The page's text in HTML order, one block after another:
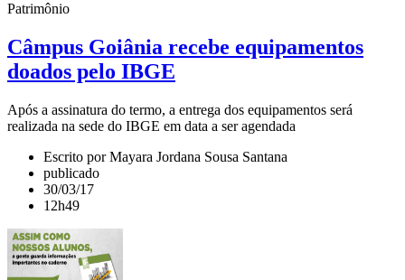
Patrimônio
Câmpus Goiânia recebe equipamentos
doados pelo IBGE
Após a assinatura do termo, a entrega dos equipamentos será
realizada na sede do IBGE em data a ser agendada
Escrito por Mayara Jordana Sousa Santana
publicado
30/03/17
12h49